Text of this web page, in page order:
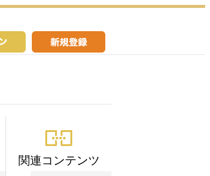
関連コンテンツ